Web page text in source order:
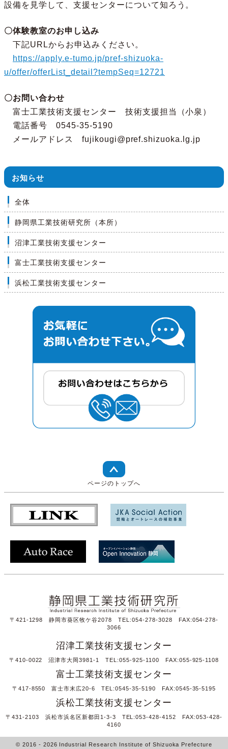
設備を見学して、支援センターについて知ろう。
〇体験教室のお申し込み
下記URLからお申込みください。
https://apply.e-tumo.jp/pref-shizuoka-
u/offer/offerList_detail?tempSeq=12721
〇お問い合わせ
富士工業技術支援センター 技術支援担当（小泉）
電話番号 0545-35-5190
メールアドレス fujikougi@pref.shizuoka.lg.jp
お知らせ
全体
静岡県工業技術研究所（本所）
沼津工業技術支援センター
富士工業技術支援センター
浜松工業技術支援センター
ページのトップへ
〒421-1298 静岡市葵区牧ケ谷2078 TEL:054-278-3028 FAX:054-278-
3066
沼津工業技術支援センター
〒410-0022 沼津市大岡3981-1 TEL:055-925-1100 FAX:055-925-1108
富士工業技術支援センター
〒417-8550 富士市末広20-6 TEL:0545-35-5190 FAX:0545-35-5195
浜松工業技術支援センター
〒431-2103 浜松市浜名区新都田1-3-3 TEL:053-428-4152 FAX:053-428-
4160
© 2016 - 2026 Industrial Research Institute of Shizuoka Prefecture